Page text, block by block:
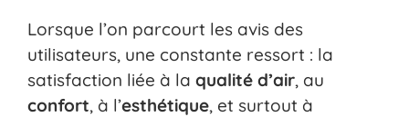
Lorsque l’on parcourt les avis des
utilisateurs, une constante ressort : la
satisfaction liée à la qualité d’air, au
confort, à l’esthétique, et surtout à